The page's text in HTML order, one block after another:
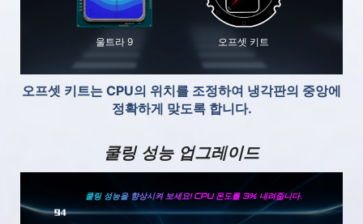
울트라 9 오프셋 키트
오프셋 키트는 CPU의 위치를 조정하여 냉각판의 중앙에
정확하게 맞도록 합니다.
쿨링 성능 업그레이드
쿨링 성능을 향상시켜 보세요! CPU 온도를 3% 내려줍니다.